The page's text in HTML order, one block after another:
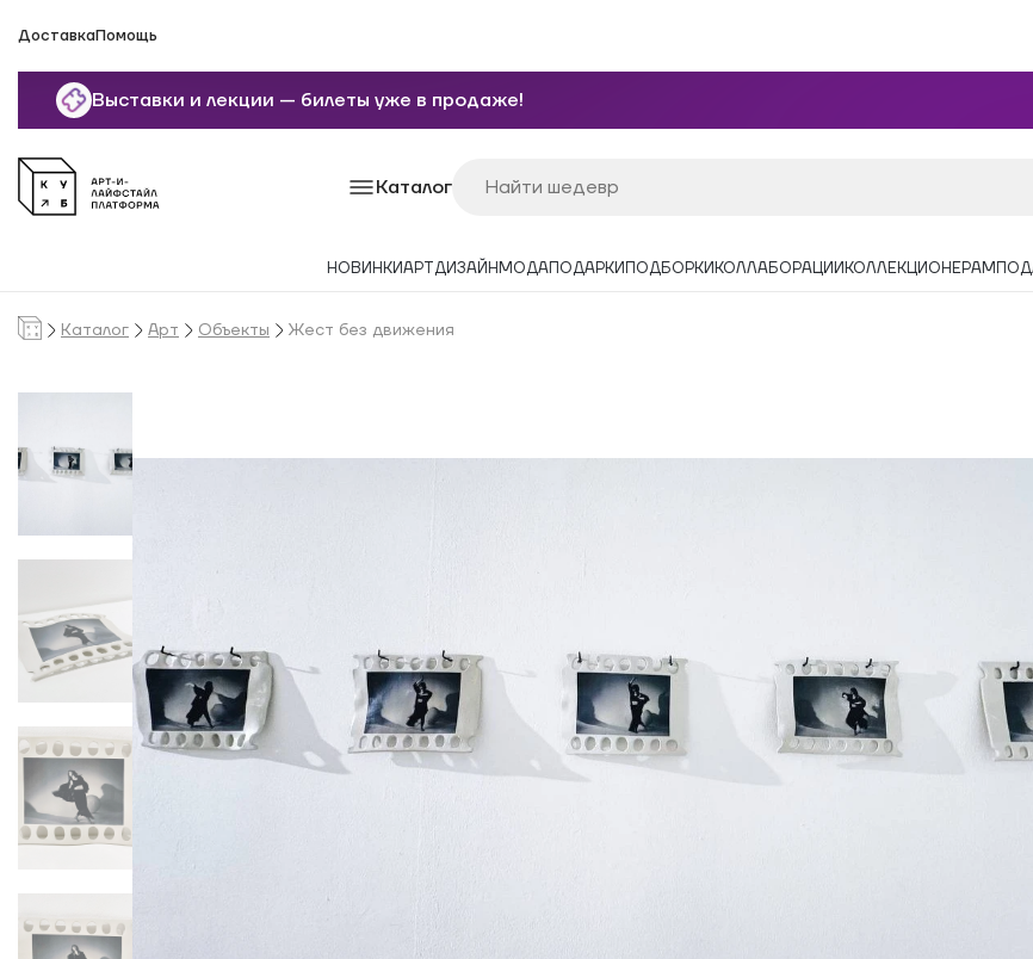
ДоставкаПомощь
Выставки и лекции — билеты уже в продаже!
Каталог
НОВИНКИАРТДИЗАЙН МОДАПОДАРКИ ПОДБОРКИ КОЛЛАБОРАЦИИ КОЛЛЕКЦИОНЕРАМ
Каталог Арт Объекты Жест без движения